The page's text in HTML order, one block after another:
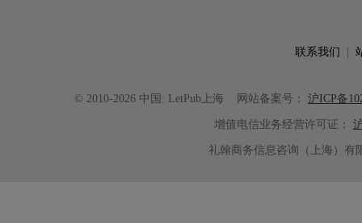
联系我们
© 2010-2026 中国: LetPub上海 网站备案号： 沪ICP备
增值电信业务经营许可证：
礼翰商务信息咨询（上海）